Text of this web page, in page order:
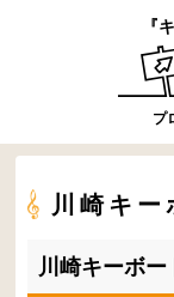
『
プ
川崎キー
川崎キーボ